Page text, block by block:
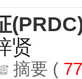
贤
摘要 (